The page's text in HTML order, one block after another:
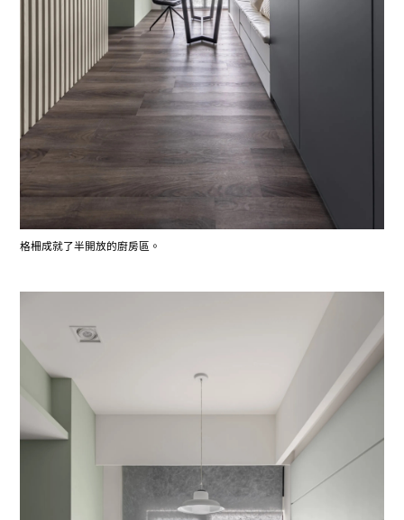
格柵成就了半開放的廚房區。